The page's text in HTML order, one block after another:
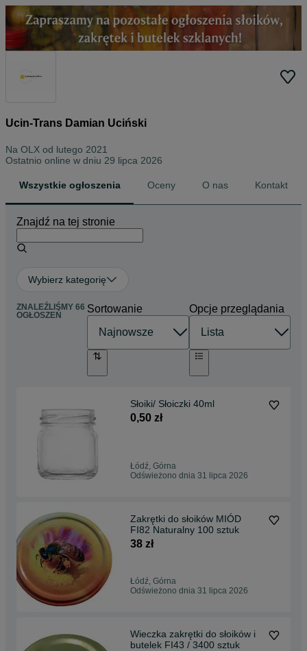
Ucin-Trans Damian Uciński
Na OLX od lutego 2021
Ostatnio online w dniu 29 lipca 2026
Wszystkie ogłoszenia Oceny O nas Kontakt
Znajdź na tej stronie
Wybierz kategorię
ZNALEŹLIŚMY 66
OGŁOSZEŃ
Sortowanie Opcje przeglądania
Słoiki/ Słoiczki 40ml
0,50 zł
Łódź, Górna
Odświeżono dnia 31 lipca 2026
Zakrętki do słoików MIÓD
FI82 Naturalny 100 sztuk
38 zł
Łódź, Górna
Odświeżono dnia 31 lipca 2026
Wieczka zakrętki do słoików i
butelek FI43 / 3400 sztuk